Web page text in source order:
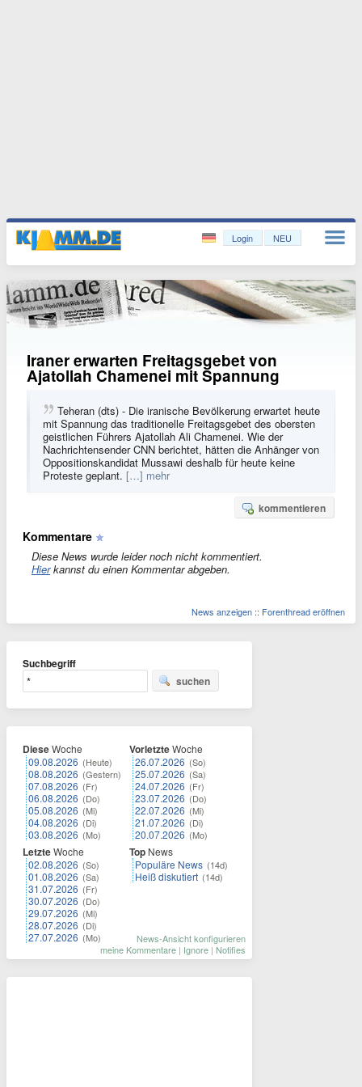
Login NEU
Iraner erwarten Freitagsgebet von
Ajatollah Chamenei mit Spannung
Teheran (dts) - Die iranische Bevölkerung erwartet heute
mit Spannung das traditionelle Freitagsgebet des obersten
geistlichen Führers Ajatollah Ali Chamenei. Wie der
Nachrichtensender CNN berichtet, hätten die Anhänger von
Oppositionskandidat Mussawi deshalb für heute keine
Proteste geplant. […] mehr
kommentieren
Kommentare
Diese News wurde leider noch nicht kommentiert.
Hierkannst du einen Kommentar abgeben.
News anzeigen :: Forenthread eröffnen
Suchbegriff
suchen
DieseWoche
09.08.2026 (Heute)
08.08.2026 (Gestern)
07.08.2026 (Fr)
06.08.2026 (Do)
05.08.2026 (Mi)
04.08.2026 (Di)
03.08.2026 (Mo)
LetzteWoche
02.08.2026 (So)
01.08.2026 (Sa)
31.07.2026 (Fr)
30.07.2026 (Do)
29.07.2026 (Mi)
28.07.2026 (Di)
27.07.2026 (Mo)
VorletzteWoche
26.07.2026 (So)
25.07.2026 (Sa)
24.07.2026 (Fr)
23.07.2026 (Do)
22.07.2026 (Mi)
21.07.2026 (Di)
20.07.2026 (Mo)
Top News
Populäre News (14d)
Heiß diskutiert (14d)
News-Ansicht konfigurieren
meine Kommentare | Ignore | Notifies